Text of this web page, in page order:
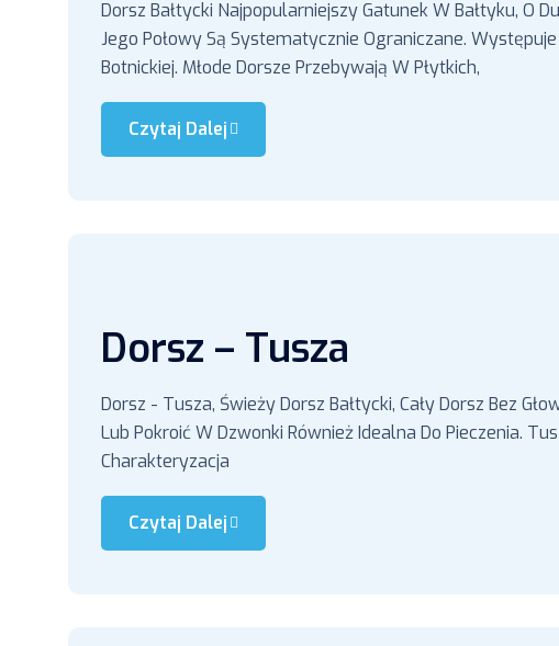
Dorsz Bałtycki Najpopularniejszy Gatunek W Bałtyku, O
Jego Połowy Są Systematycznie Ograniczane.
Botnickiej. Młode Dorsze Przebywają W Płytkich,
Czytaj Dalej
Dorsz – Tusza
Dorsz - Tusza, Świeży Dorsz Bałtycki, Cały Dorsz Bez
Lub Pokroić W Dzwonki Również Idealna Do Pieczenia.
Charakteryzacja
Czytaj Dalej